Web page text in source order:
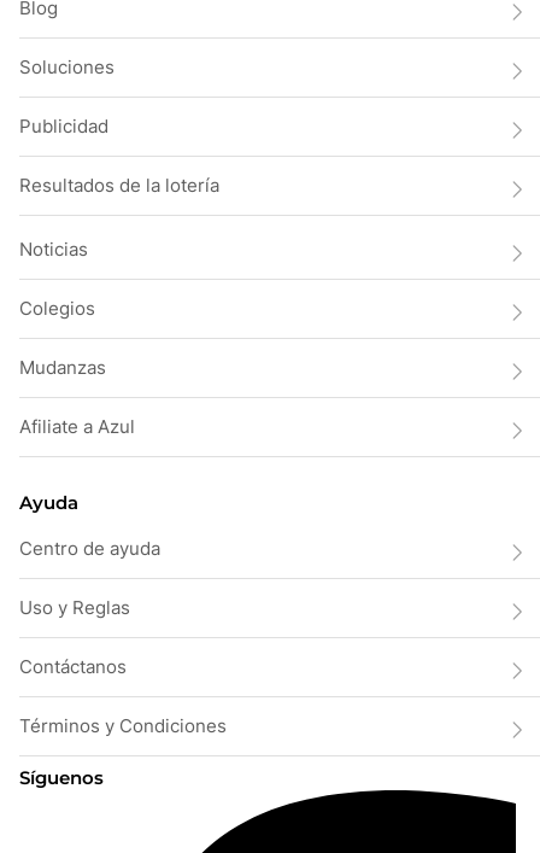
Blog
Soluciones
Publicidad
Resultados de la lotería
Noticias
Colegios
Mudanzas
Afiliate a Azul
Ayuda
Centro de ayuda
Uso y Reglas
Contáctanos
Términos y Condiciones
Síguenos